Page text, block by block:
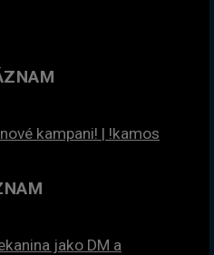
kampani! | !kamos
jako DM a